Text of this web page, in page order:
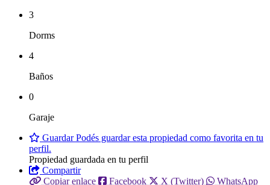
3
Dorms
4
Baños
0
Garaje
GuardarPodés guardar esta propiedad como favorita en tu
perfil.
Propiedad guardada en tu perfil
Compartir
Copiar enlace
Facebook X (Twitter)
WhatsApp